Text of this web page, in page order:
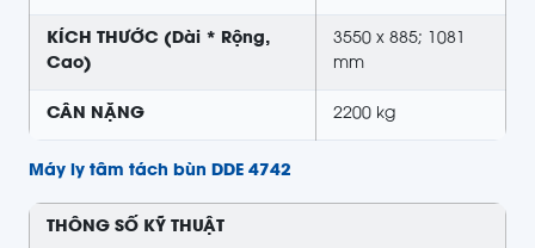
KÍCH THƯỚC (Dài * Rộng,
Cao)
3550 x 885; 1081
mm
CÂN NẶNG 2200 kg
Máy ly tâm tách bùn DDE 4742
THÔNG SỐ KỸ THUẬT